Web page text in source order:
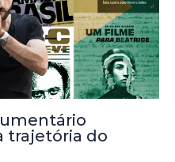
trajetória do